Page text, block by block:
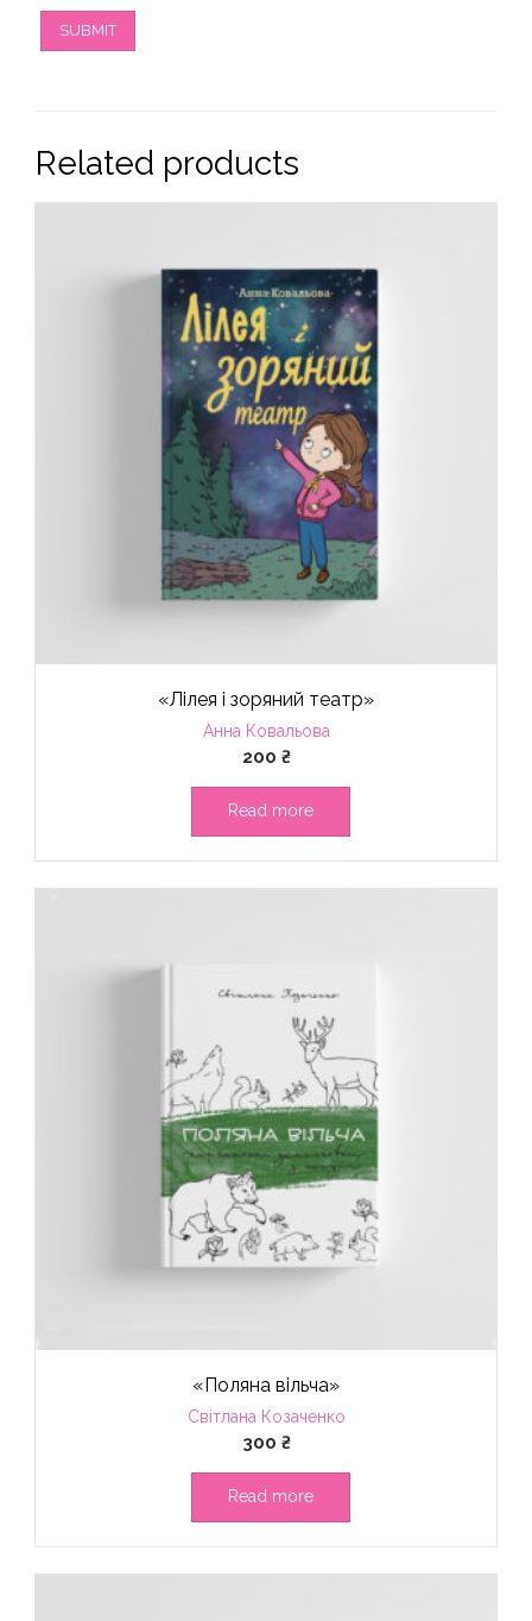
Related products
«Лілея і зоряний театр»
Анна Ковальова
200 ₴
Read more
«Поляна вільча»
Світлана Козаченко
300 ₴
Read more